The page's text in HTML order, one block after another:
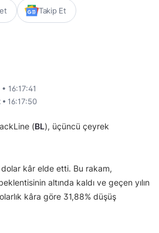
Takip Et
• 16:17:41
16:17:50
(BL), üçüncü çeyrek
kâr elde etti. Bu rakam,
altında kaldı ve geçen yılın
kâra göre 31,88% düşüş